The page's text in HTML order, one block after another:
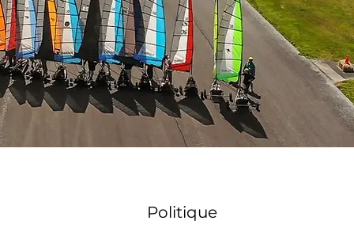
Politique